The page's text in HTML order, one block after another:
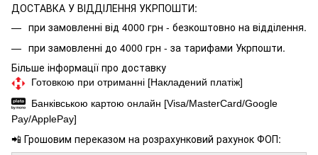
ДОСТАВКА У ВІДДІЛЕННЯ УКРПОШТИ:
при замовленні від 4000 грн - безкоштовно на відділення.
при замовленні до 4000 грн - за тарифами Укрпошти.
Більше інформації про доставку
Готовкою при отриманні [Накладений платіж]
Банківською картою онлайн [Visa/MasterCard/Google
Pay/ApplePay]
📲 Грошовим переказом на розрахунковий рахунок ФОП: